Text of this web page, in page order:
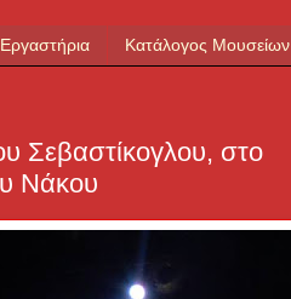
Κατάλογος Μουσείων
Σεβαστίκογλου, στο
Νάκου